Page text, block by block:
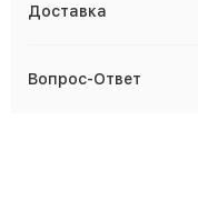
Доставка
Вопрос-Ответ